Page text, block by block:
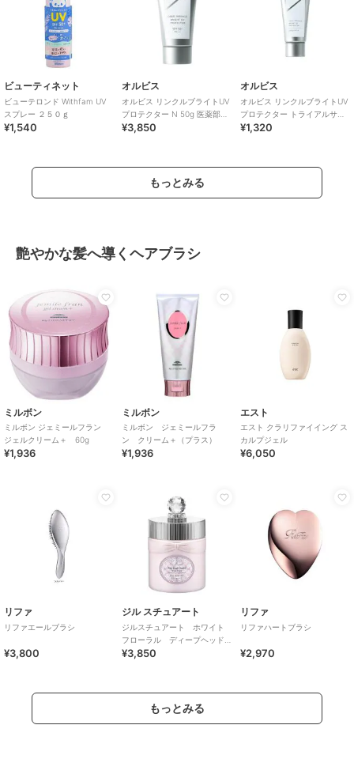
ビューティネット
ビューテロンド Withfam UV
スプレー ２５０ｇ
¥1,540
オルビス
オルビス リンクルブライトUV
プロテクター N 50g 医薬部外
品（顔用日焼け止め）
¥3,850
オルビス
オルビス リンクルブライトUV
プロテクター トライアルサイ
ズ 15g 医薬部外品 （顔用日焼
¥1,320
もっとみる
艶やかな髪へ導くヘアブラシ
ミルボン
ミルボン ジェミールフラン
ジェルクリーム＋ 60g
¥1,936
ミルボン
ミルボン ジェミールフラ
ン クリーム＋（プラス）
¥1,936
エスト
エスト クラリファイイング ス
カルプジェル
¥6,050
リファ
リファエールブラシ
¥3,800
ジル スチュアート
ジルスチュアート ホワイト
フローラル ディープヘッド
クレンズ
¥3,850
リファ
リファハートブラシ
¥2,970
もっとみる